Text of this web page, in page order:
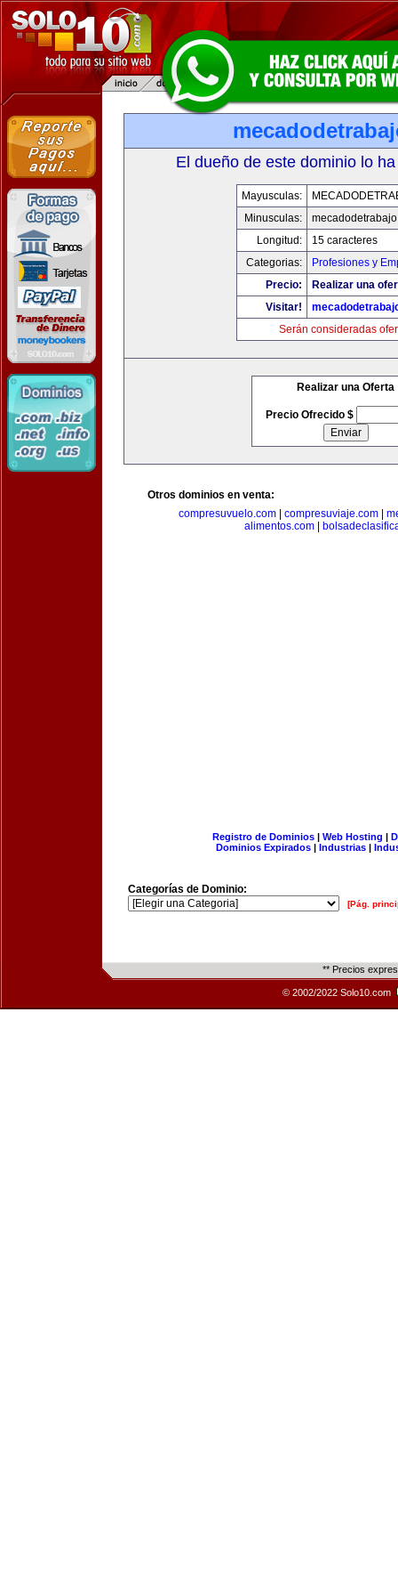
El dueño de este dominio lo
Mayusculas:
Minusculas:
Longitud:
15 caracteres
Categorias:
Profesiones y
Precio:
Realizar una
Visitar!
Serán consideradas
Realizar una Oferta
Precio Ofrecido $
Otros dominios en venta:
compresuvuelo.com
compresuviaje.com
alimentos.com
Registro de Dominios| Web Hosting |
Dominios Expirados | Industrias |
Categorías de Dominio:
[Pág.
** Precios
© 2002/2022 Solo10.com